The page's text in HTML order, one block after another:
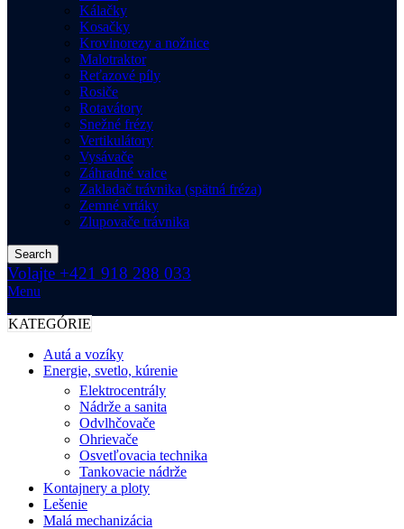
Kálačky
Kosačky
Krovinorezy a nožnice
Malotraktor
Reťazové píly
Rosiče
Rotavátory
Snežné frézy
Vertikulátory
Vysávače
Záhradné valce
Zakladač trávnika (spätná fréza)
Zemné vrtáky
Zlupovače trávnika
Search
Volajte +421 918 288 033
Menu
KATEGÓRIE
Autá a vozíky
Energie, svetlo, kúrenie
Elektrocentrály
Nádrže a sanita
Odvlhčovače
Ohrievače
Osvetľovacia technika
Tankovacie nádrže
Kontajnery a ploty
Lešenie
Malá mechanizácia